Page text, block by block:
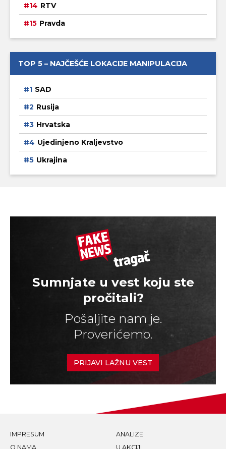
RTV
Pravda
TOP 5 – NAJČEŠĆE LOKACIJE MANIPULACIJA
SAD
Rusija
Hrvatska
Ujedinjeno Kraljevstvo
Ukrajina
Sumnjate u vest koju ste
pročitali?
Pošaljite nam je.
Proverićemo.
PRIJAVI LAŽNU VEST
IMPRESUM
O NAMA
ANALIZE
U AKCIJI